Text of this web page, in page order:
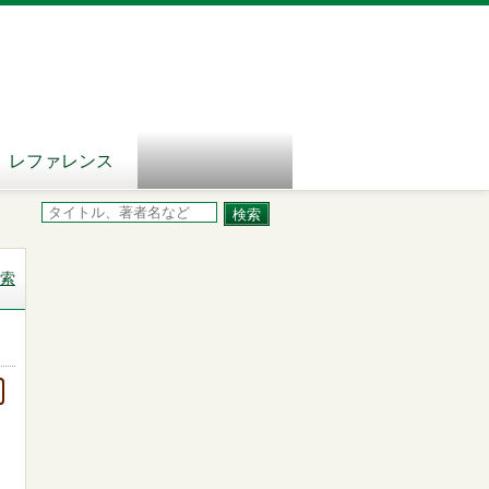
レファレンス